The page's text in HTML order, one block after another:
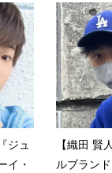
ジュ
イ・
【織田 賢
ルブランド